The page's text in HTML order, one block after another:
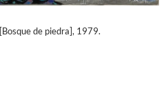
[Bosque de piedra], 1979.